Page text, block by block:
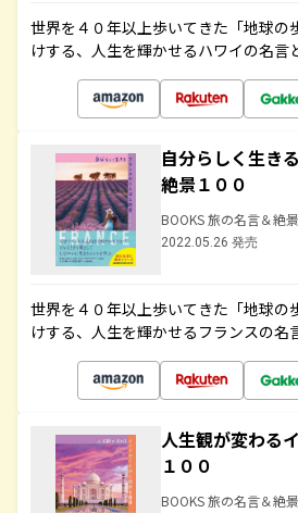
世界を４０年以上歩いてきた「地球の
けする、人生を輝かせるハワイの名言
自分らしく生き
絶景１００
BOOKS 旅の名言＆絶景
2022.05.26 発売
世界を４０年以上歩いてきた「地球の
けする、人生を輝かせるフランスの名
人生観が変わる
１００
BOOKS 旅の名言＆絶景